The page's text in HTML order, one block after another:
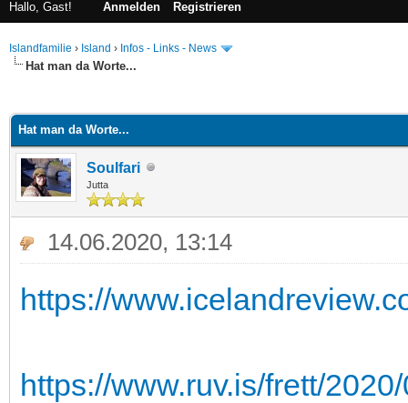
Hallo, Gast! Anmelden Registrieren
Islandfamilie › Island › Infos - Links - News
Hat man da Worte...
Hat man da Worte...
Soulfari
Jutta
14.06.2020, 13:14
https://
https://www.ruv.is/frett/